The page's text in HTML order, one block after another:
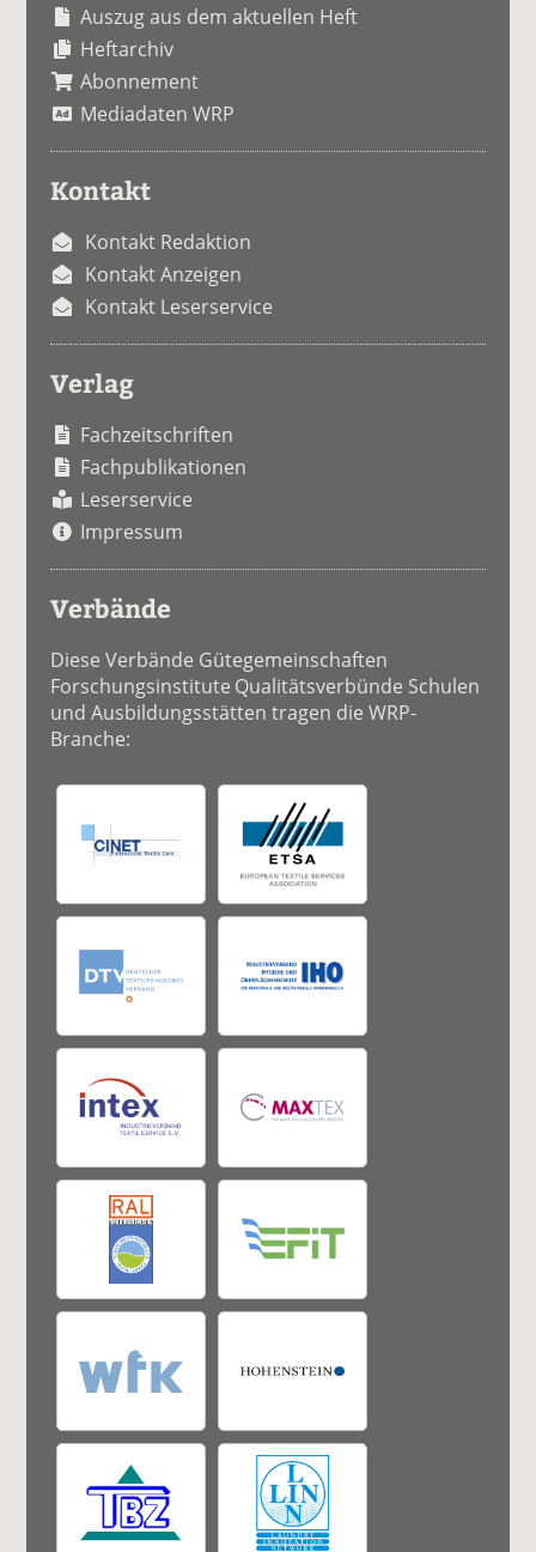
Auszug aus dem aktuellen Heft
Heftarchiv
Abonnement
Mediadaten WRP
Kontakt
Kontakt Redaktion
Kontakt Anzeigen
Kontakt Leserservice
Verlag
Fachzeitschriften
Fachpublikationen
Leserservice
Impressum
Verbände
Diese Verbände Gütegemeinschaften
Forschungsinstitute Qualitätsverbünde Schulen
und Ausbildungsstätten tragen die WRP-
Branche: